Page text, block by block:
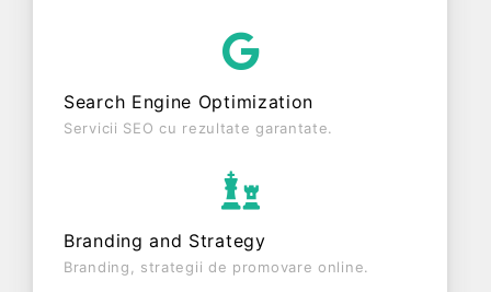
inactiva din punct de vedere fiscal si are status:
INTRERUPERE TEMPORARA DE ACTIVITATE.
Societatea nu este plătitoare de TVA.
Search Engine Optimization
Servicii SEO cu rezultate garantate.
Branding and Strategy
Branding, strategii de promovare online.